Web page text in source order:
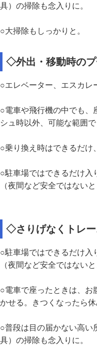
具）の掃除も念入りに。
○大掃除もしっかりと。
◇外出・移動時の
○エレベーター、エスカレ
○電車や飛行機の中でも、
シュ時以外、可能な範囲で
○乗り換え時はできるだけ
○駐車場ではできるだけ入
（夜間など安全ではないと
◇さりげなくトレ
○駐車場ではできるだけ入
（夜間など安全ではないと
○電車で座ったときは、お
かせる。きつくなったら
○普段は目の届かない高い
具）の掃除も念入りに。